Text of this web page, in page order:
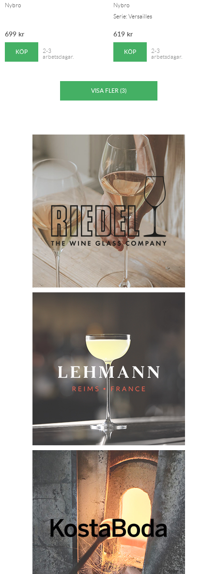
Nybro
699 kr
KÖP
2-3
arbetsdagar.
Nybro
Serie: Versailles
619 kr
KÖP
2-3
arbetsdagar.